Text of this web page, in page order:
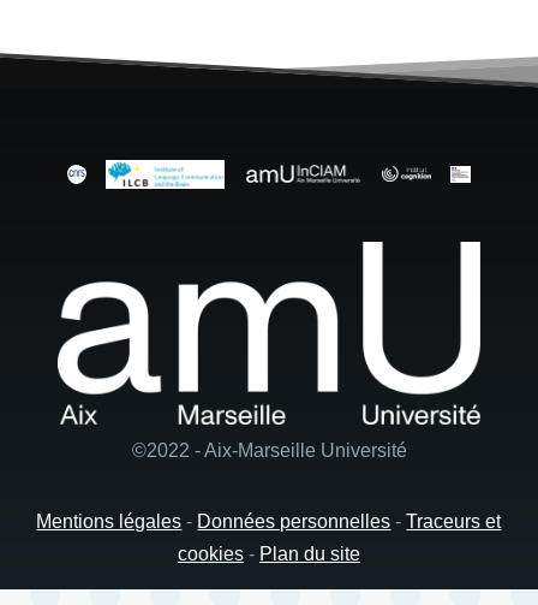
©2022 - Aix-Marseille Université
Mentions légales - Données personnelles -Traceurs et
cookies- Plan du site